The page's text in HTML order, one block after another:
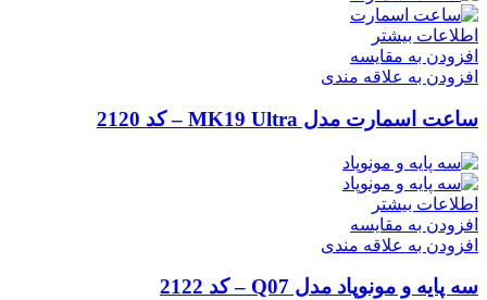
اطلاعات بیشتر
افزودن به مقایسه
افزودن به علاقه مندی
ساعت اسمارت مدل MK19 Ultra – کد 2120
اطلاعات بیشتر
افزودن به مقایسه
افزودن به علاقه مندی
سه پایه و مونوپاد مدل Q07 – کد 2122